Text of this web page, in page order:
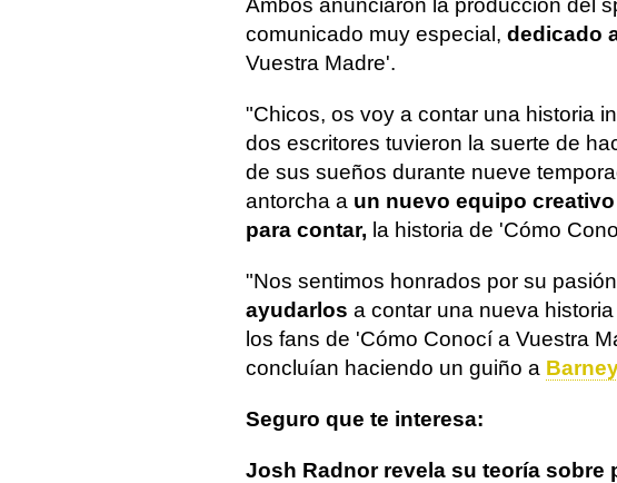
Ambos anunciaron la producción del
comunicado muy especial, dedicado
Vuestra Madre'.
"Chicos, os voy a contar una historia
dos escritores tuvieron la suerte de
de sus sueños durante nueve
antorcha a un nuevo equipo
para contar, la historia de 'Cómo
"Nos sentimos honrados por su
ayudarlos a contar una nueva
los fans de 'Cómo Conocí a Vuestra
concluían haciendo un guiño a
Seguro que te interesa:
Josh Radnor revela su teoría sobre